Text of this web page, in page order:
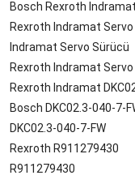
Bosch Rexroth
Rexroth Indramat
Indramat Servo Sürücü
Rexroth Indramat
Rexroth Indramat
Bosch DKC02.3-040-7-
DKC02.3-040-7-FW
Rexroth R911279430
R911279430